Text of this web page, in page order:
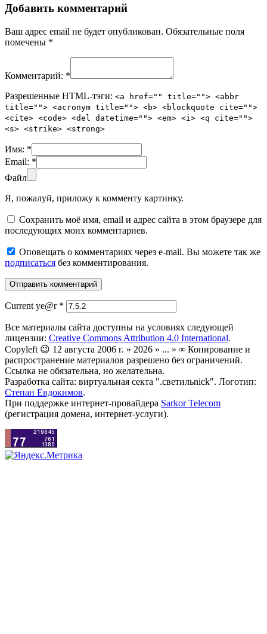
Добавить комментарий
Ваш адрес email не будет опубликован. Обязательные поля
помечены *
Комментарий: *
Разрешенные HTML-тэги: <a href="" title=""> <abbr
title=""> <acronym title=""> <b> <blockquote cite="">
<cite> <code> <del datetime=""> <em> <i> <q cite="">
<s> <strike> <strong>
Имя: *
Email: *
Файл
Я, пожалуй, приложу к комменту картинку.
Сохранить моё имя, email и адрес сайта в этом браузере для
последующих моих комментариев.
Оповещать о комментариях через e-mail. Вы можете так же
подписаться без комментирования.
Current ye@r *
Все материалы сайта доступны на условиях следующей
лицензии: Creative Commons Attribution 4.0 International.
Copyleft 😉 12 августа 2006 г. » 2026 » ... » ∞ Копирование и
распространение материалов разрешено без ограничений.
Ссылка не обязательна, но желательна.
Разработка сайта: виртуальная секта ".светильnick". Логотип:
Степан Евдокимов.
При поддержке интернет-провайдера Sarkor Telecom
(регистрация домена, интернет-услуги).